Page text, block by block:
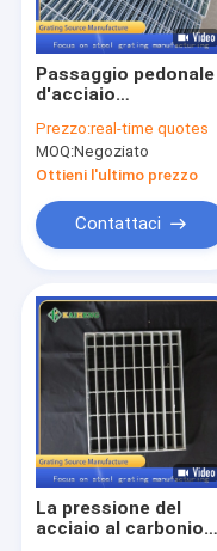
Passaggio pedonale
d'acciaio
di speciale della
grata della passerella
Prezzo:real-time quotes
MOQ:Negoziato
Ottieni l'ultimo prezzo
Contattaci
La pressione del
acciaio al carbonio